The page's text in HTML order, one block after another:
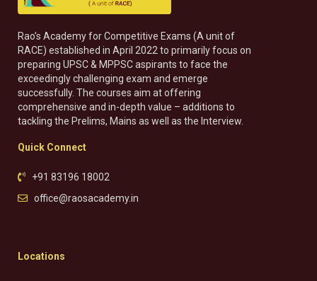
Rao’s Academy for Competitive Exams (A unit of
RACE) established in April 2022 to primarily focus on
preparing UPSC & MPPSC aspirants to face the
exceedingly challenging exam and emerge
successfully. The courses aim at offering
comprehensive and in-depth value – additions to
tackling the Prelims, Mains as well as the Interview.
Quick Connect
+91 83196 18002
office@raosacademy.in
Locations